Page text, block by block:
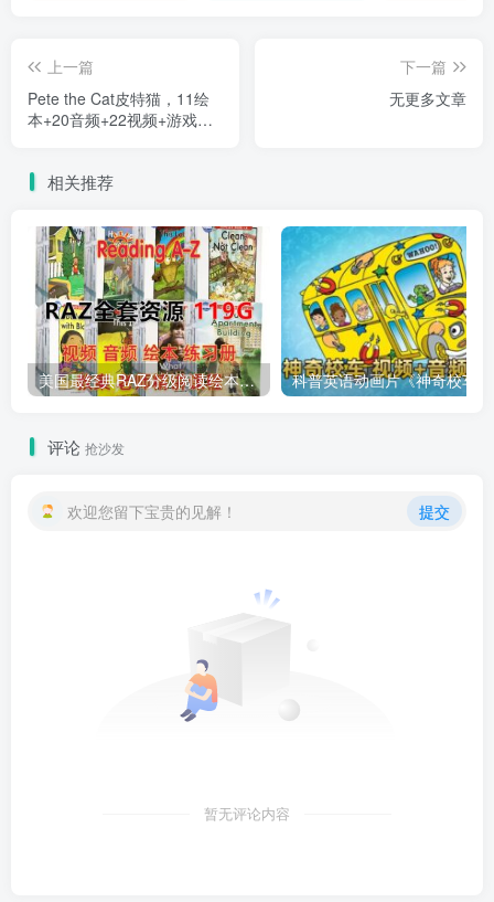
上一篇
Pete the Cat皮特猫，11绘
本+20音频+22视频+游戏互
下一篇
无更多文章
相关推荐
美国最经典RAZ分级阅读绘本Reading A-Z全套英语读物配套视频+音频+绘本+练习册+教案+老师中文RAZ课程全套共119GB，百度网盘下载！
评论 抢沙发
欢迎您留下宝贵的见解！ 提交
暂无评论内容